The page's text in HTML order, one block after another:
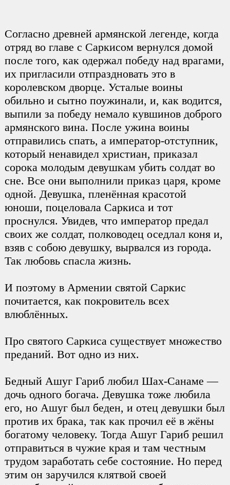
Согласно древней армянской легенде, когда
отряд во главе с Саркисом вернулся домой
после того, как одержал победу над врагами,
их пригласили отпраздновать это в
королевском дворце. Усталые воины
обильно и сытно поужинали, и, как водится,
выпили за победу немало кувшинов доброго
армянского вина. После ужина воины
отправились спать, а император-отступник,
который ненавидел христиан, приказал
сорока молодым девушкам убить солдат во
сне. Все они выполнили приказ царя, кроме
одной. Девушка, пленённая красотой
юноши, поцеловала Саркиса и тот
проснулся. Увидев, что император предал
своих же солдат, полководец оседлал коня и,
взяв с собою девушку, вырвался из города.
Так любовь спасла жизнь.
И поэтому в Армении святой Саркис
почитается, как покровитель всех
влюблённых.
Про святого Саркиса существует множество
преданий. Вот одно из них.
Бедный Ашуг Гариб любил Шах-Санаме —
дочь одного богача. Девушка тоже любила
его, но Ашуг был беден, и отец девушки был
против их брака, так как прочил её в жёны
богатому человеку. Тогда Ашуг Гариб решил
отправиться в чужие края и там честным
трудом заработать себе состояние. Но перед
этим он заручился клятвой своей